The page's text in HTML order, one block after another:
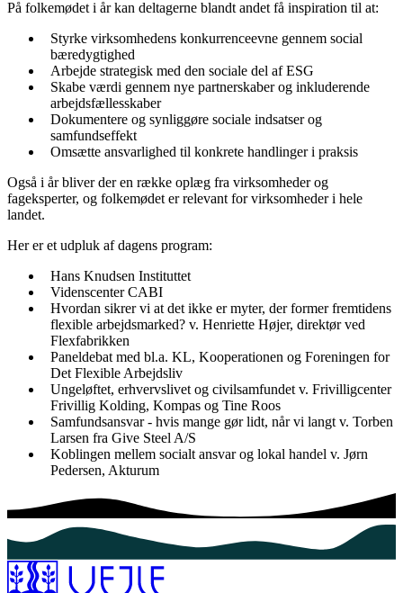
På folkemødet i år kan deltagerne blandt andet få inspiration til at:
Styrke virksomhedens konkurrenceevne gennem social
bæredygtighed
Arbejde strategisk med den sociale del af ESG
Skabe værdi gennem nye partnerskaber og inkluderende
arbejdsfællesskaber
Dokumentere og synliggøre sociale indsatser og
samfundseffekt
Omsætte ansvarlighed til konkrete handlinger i praksis
Også i år bliver der en række oplæg fra virksomheder og
fageksperter, og folkemødet er relevant for virksomheder i hele
landet.
Her er et udpluk af dagens program:
Hans Knudsen Instituttet
Videnscenter CABI
Hvordan sikrer vi at det ikke er myter, der former fremtidens
flexible arbejdsmarked? v. Henriette Højer, direktør ved
Flexfabrikken
Paneldebat med bl.a. KL, Kooperationen og Foreningen for
Det Flexible Arbejdsliv
Ungeløftet, erhvervslivet og civilsamfundet v. Frivilligcenter
Frivillig Kolding, Kompas og Tine Roos
Samfundsansvar - hvis mange gør lidt, når vi langt v. Torben
Larsen fra Give Steel A/S
Koblingen mellem socialt ansvar og lokal handel v. Jørn
Pedersen, Akturum